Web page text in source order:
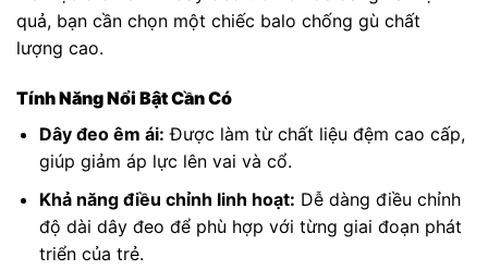
quả, bạn cần chọn một chiếc balo chống gù chất
lượng cao.
Tính Năng Nổi Bật Cần Có
Dây đeo êm ái: Được làm từ chất liệu đệm cao cấp,
giúp giảm áp lực lên vai và cổ.
Khả năng điều chỉnh linh hoạt: Dễ dàng điều chỉnh
độ dài dây đeo để phù hợp với từng giai đoạn phát
triển của trẻ.